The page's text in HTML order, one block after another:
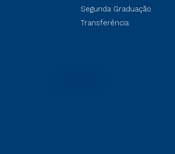
Segunda Graduação
Transferência